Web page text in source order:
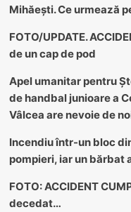
Mihăești. Ce urmează
FOTO/UPDATE.
de un cap de pod
Apel umanitar pentru
de handbal junioare a
Vâlcea are nevoie de
Incendiu într-un bloc
pompieri, iar un bărbat
FOTO: ACCIDENT
decedat…